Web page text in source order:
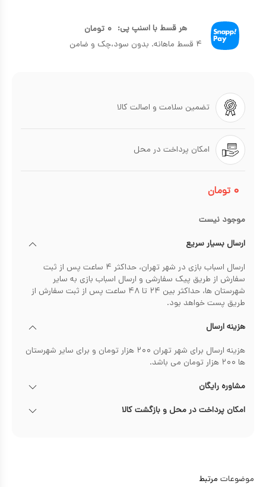
هر قسط با اسنپ پی: ۰ تومان
۴ قسط ماهانه. بدون سود،چک و ضامن
تضمین سلامت و اصالت کالا
امکان پرداخت در محل
۰ تومان
موجود نیست
ارسال بسیار سریع
ارسال اسباب بازی در شهر تهران، حداکثر ۴ ساعت پس از ثبت
سفارش از طریق پیک سفارشی و ارسال اسباب بازی به سایر
شهرستان ها، حداکثر بین ۲۴ تا ۴۸ ساعت پس از ثبت سفارش از
طریق پست خواهد بود.
هزینه ارسال
هزینه ارسال برای شهر تهران ۲۰۰ هزار تومان و برای سایر شهرستان
ها ۲۰۰ هزار تومان می باشد.
مشاوره رایگان
امکان پرداخت در محل و بازگشت کالا
موضوعات مرتبط